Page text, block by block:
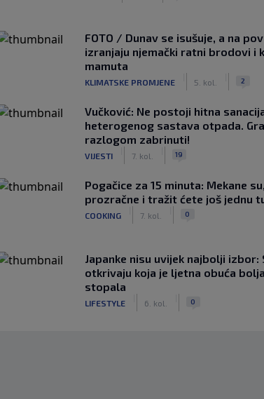
FOTO / Dunav se isušuje, a na
izranjaju njemački ratni brodovi i
mamuta
KLIMATSKE PROMJENE 5. kol. 2
Vučković: Ne postoji hitna
heterogenog sastava otpada.
razlogom zabrinuti!
VIJESTI 7. kol. 19
Pogačice za 15 minuta: Mekane
prozračne i tražit ćete još jednu
COOKING 7. kol. 0
Japanke nisu uvijek najbolji izbor:
otkrivaju koja je ljetna obuća
stopala
LIFESTYLE 6. kol. 0